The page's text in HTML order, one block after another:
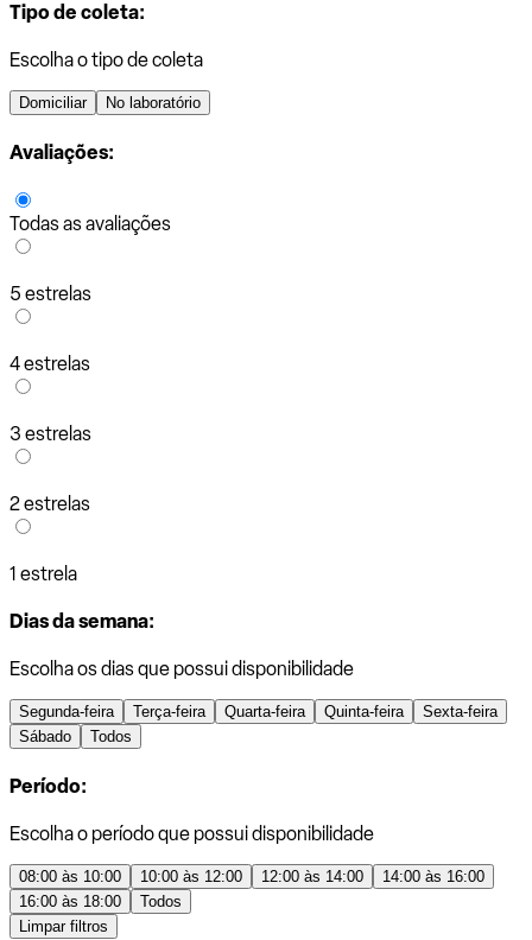
Tipo de coleta:
Escolha o tipo de coleta
Domiciliar No laboratório
Avaliações:
Todas as avaliações
5 estrelas
4 estrelas
3 estrelas
2 estrelas
1 estrela
Dias da semana:
Escolha os dias que possui disponibilidade
Segunda-feira Terça-feira Quarta-feira Quinta-feira
Sexta-feira
Sábado
Todos
Período:
Escolha o período que possui disponibilidade
08:00 às 10:00 10:00 às 12:00 12:00 às 14:00
14:00 às 16:00
16:00 às 18:00
Todos
Limpar filtros